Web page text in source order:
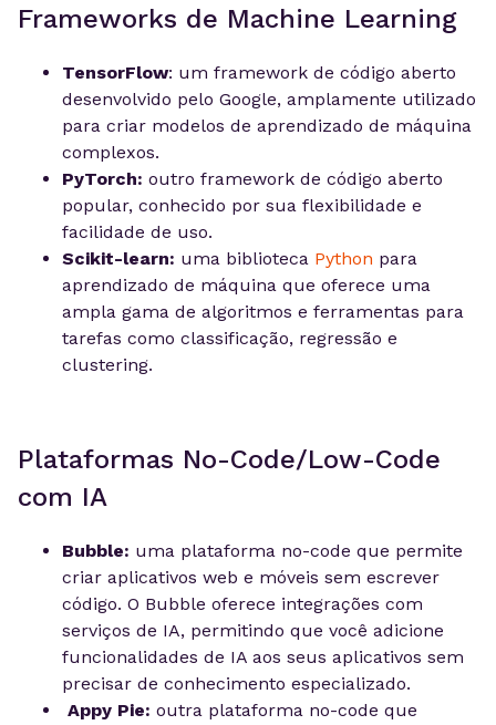
Frameworks de Machine Learning
TensorFlow: um framework de código aberto
desenvolvido pelo Google, amplamente utilizado
para criar modelos de aprendizado de máquina
complexos.
PyTorch: outro framework de código aberto
popular, conhecido por sua flexibilidade e
facilidade de uso.
Scikit-learn: uma biblioteca Python para
aprendizado de máquina que oferece uma
ampla gama de algoritmos e ferramentas para
tarefas como classificação, regressão e
clustering.
Plataformas No-Code/Low-Code
com IA
Bubble: uma plataforma no-code que permite
criar aplicativos web e móveis sem escrever
código. O Bubble oferece integrações com
serviços de IA, permitindo que você adicione
funcionalidades de IA aos seus aplicativos sem
precisar de conhecimento especializado.
Appy Pie: outra plataforma no-code que